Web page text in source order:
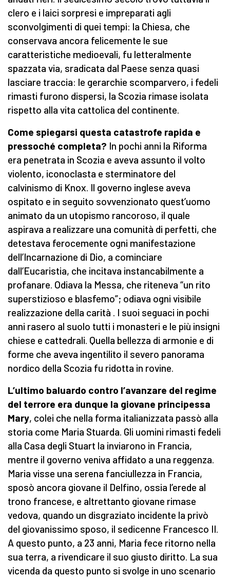
clero e i laici sorpresi e impreparati agli
sconvolgimenti di quei tempi: la Chiesa, che
conservava ancora felicemente le sue
caratteristiche medioevali, fu letteralmente
spazzata via, sradicata dal Paese senza quasi
lasciare traccia: le gerarchie scomparvero, i fedeli
rimasti furono dispersi, la Scozia rimase isolata
rispetto alla vita cattolica del continente.
Come spiegarsi questa catastrofe rapida e
pressoché completa? In pochi anni la Riforma
era penetrata in Scozia e aveva assunto il volto
violento, iconoclasta e sterminatore del
calvinismo di Knox. Il governo inglese aveva
ospitato e in seguito sovvenzionato quest’uomo
animato da un utopismo rancoroso, il quale
aspirava a realizzare una comunità di perfetti, che
detestava ferocemente ogni manifestazione
dell’Incarnazione di Dio, a cominciare
dall’Eucaristia, che incitava instancabilmente a
profanare. Odiava la Messa, che riteneva “un rito
superstizioso e blasfemo”; odiava ogni visibile
realizzazione della carità . I suoi seguaci in pochi
anni rasero al suolo tutti i monasteri e le più insigni
chiese e cattedrali. Quella bellezza di armonie e di
forme che aveva ingentilito il severo panorama
nordico della Scozia fu ridotta in rovine.
L’ultimo baluardo contro l’avanzare del regime
del terrore era dunque la giovane principessa
Mary, colei che nella forma italianizzata passò alla
storia come Maria Stuarda. Gli uomini rimasti fedeli
alla Casa degli Stuart la inviarono in Francia,
mentre il governo veniva affidato a una reggenza.
Maria visse una serena fanciullezza in Francia,
sposò ancora giovane il Delfino, ossia l’erede al
trono francese, e altrettanto giovane rimase
vedova, quando un disgraziato incidente la privò
del giovanissimo sposo, il sedicenne Francesco II.
A questo punto, a 23 anni, Maria fece ritorno nella
sua terra, a rivendicare il suo giusto diritto. La sua
vicenda da questo punto si svolge in uno scenario